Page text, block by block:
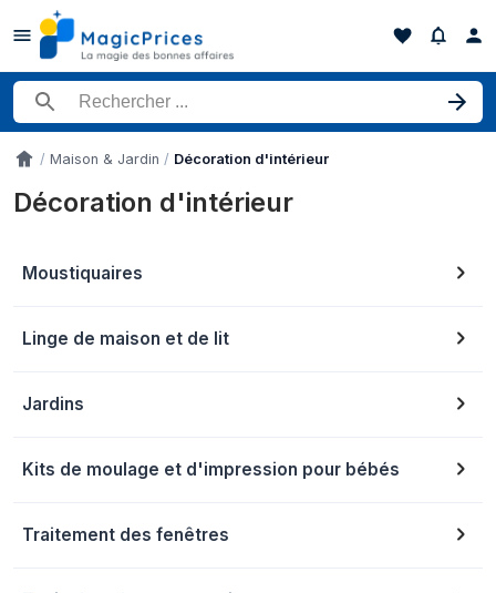
Rechercher un produit
AccueilMaison & Jardin Décoration d'intérieur
Décoration d'intérieur
Moustiquaires
Linge de maison et de lit
Jardins
Kits de moulage et d'impression pour bébés
Traitement des fenêtres